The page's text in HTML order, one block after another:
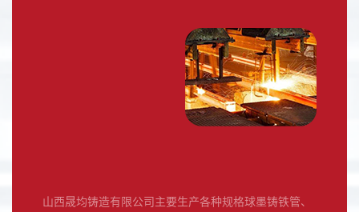
山西晟均铸造有限公司主要生产各种规格球墨铸铁管、